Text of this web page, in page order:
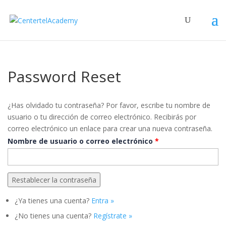
Password Reset
¿Has olvidado tu contraseña? Por favor, escribe tu nombre de
usuario o tu dirección de correo electrónico. Recibirás por
correo electrónico un enlace para crear una nueva contraseña.
Nombre de usuario o correo electrónico *
¿Ya tienes una cuenta? Entra »
¿No tienes una cuenta? Regístrate »